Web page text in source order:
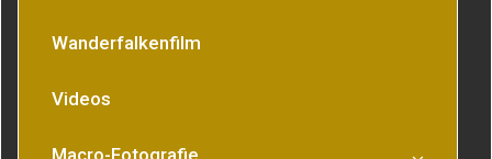
Wanderfalkenfilm
Videos